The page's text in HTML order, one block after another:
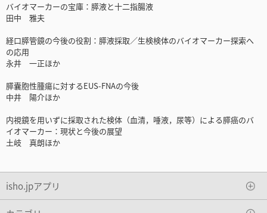
バイオマーカーの宝庫：膵液と十二指腸液
田中 雅夫
経口膵管鏡の今後の役割：膵液採取／生検検体のバイオマーカー探索へ
の応用
永井 一正ほか
膵囊胞性腫瘍に対するEUS-FNAの今後
中井 陽介ほか
内視鏡を用いずに採取された検体（血清，唾液，尿等）による膵癌のバ
イオマーカー：現状と今後の展望
土岐 真朗ほか
isho.jpアプリ